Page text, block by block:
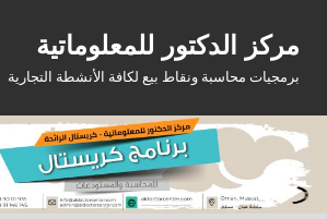
content
مركز الدكتور للمعلوماتية
برمجيات محاسبة ونقاط بيع لكافة الأنشطة التجارية